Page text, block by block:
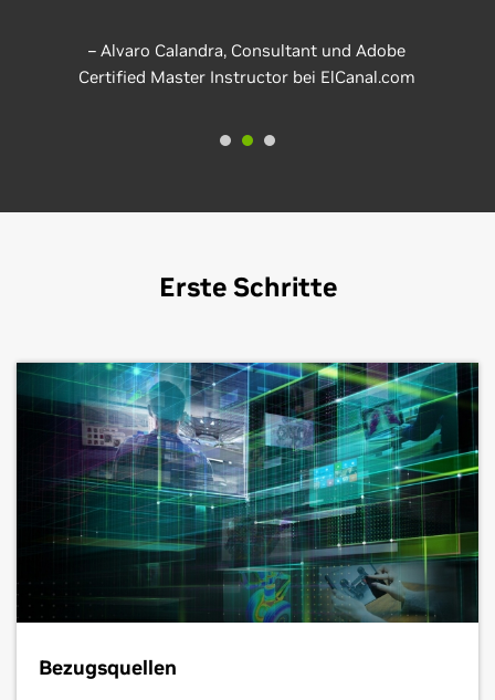
– Alvaro Calandra, Consultant und Adobe
Certified Master Instructor bei ElCanal.com
Erste Schritte
Bezugsquellen